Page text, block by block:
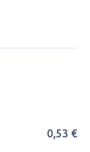
0,53 €